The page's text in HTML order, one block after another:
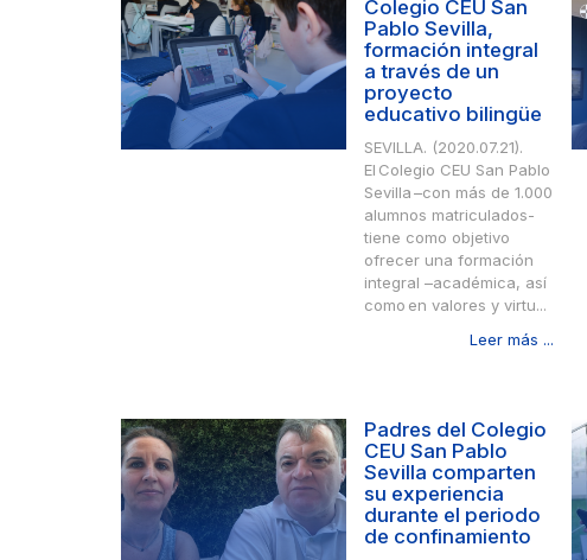
Colegio CEU San
Pablo Sevilla,
formación integral
a través de un
proyecto
educativo bilingüe
SEVILLA. (2020.07.21).
El Colegio CEU San Pablo
Sevilla –con más de 1.000
alumnos matriculados-
tiene como objetivo
ofrecer una formación
integral –académica, así
como en valores y virtu...
Leer más ...
Padres del Colegio
CEU San Pablo
Sevilla comparten
su experiencia
durante el periodo
de confinamiento